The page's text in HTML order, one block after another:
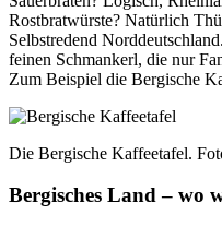
Rostbratwürste? Natürlich
Selbstredend
feinen Schmankerl, die nur
Zum Beispiel die Bergische
Die Bergische Kaffeetafel.
Bergisches Land – wo